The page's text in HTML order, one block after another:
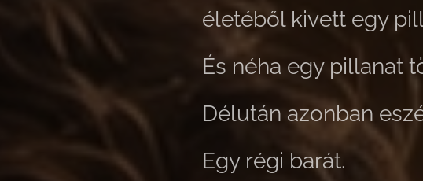
életéből kivett egy
És néha egy pillanat
Délután azonban
Egy régi barát.